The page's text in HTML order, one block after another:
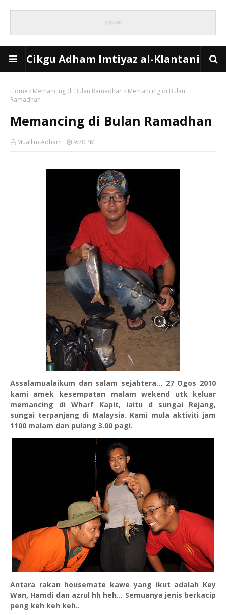
Cikgu Adham Imtiyaz al-Klantani
Home Memancing di Bulan Ramadhan
Memancing di Bulan
Ramadhan
Memancing di Bulan Ramadhan
Muallim Adham 9:20 PM
Assalamualaikum dan salam sejahtera... 27 Ogos 2010
kami amek kesempatan malam wekend utk keluar
memancing di Wharf Kapit, iaitu d sungai Rejang,
sungai terpanjang di Malaysia. Kami mula aktiviti jam
1100 malam dan pulang 3.00 pagi.
Antara rakan housemate kawe yang ikut adalah Key
Wan, Hamdi dan azrul hh heh... Semuanya jenis berkacip
peng keh keh keh..